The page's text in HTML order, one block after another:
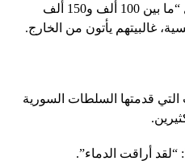
وقال الكريم إن الضريح يستقبل “ما بين 100 ألف و150 ألف
غالبيتهم يأتون من الخارج.
قدمتها السلطات السورية
أراقت الدماء”.